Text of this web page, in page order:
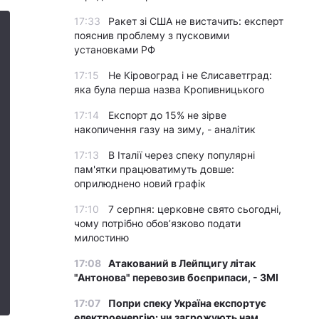
17:33
Ракет зі США не вистачить: експерт
пояснив проблему з пусковими
установками РФ
17:15
Не Кіровоград і не Єлисаветград:
яка була перша назва Кропивницького
17:14
Експорт до 15% не зірве
накопичення газу на зиму, - аналітик
17:13
В Італії через спеку популярні
пам'ятки працюватимуть довше:
оприлюднено новий графік
17:10
7 серпня: церковне свято сьогодні,
чому потрібно обов’язково подати
милостиню
17:08 Атакований в Лейпцигу літак
"Антонова" перевозив боєприпаси, - ЗМІ
17:07
Попри спеку Україна експортує